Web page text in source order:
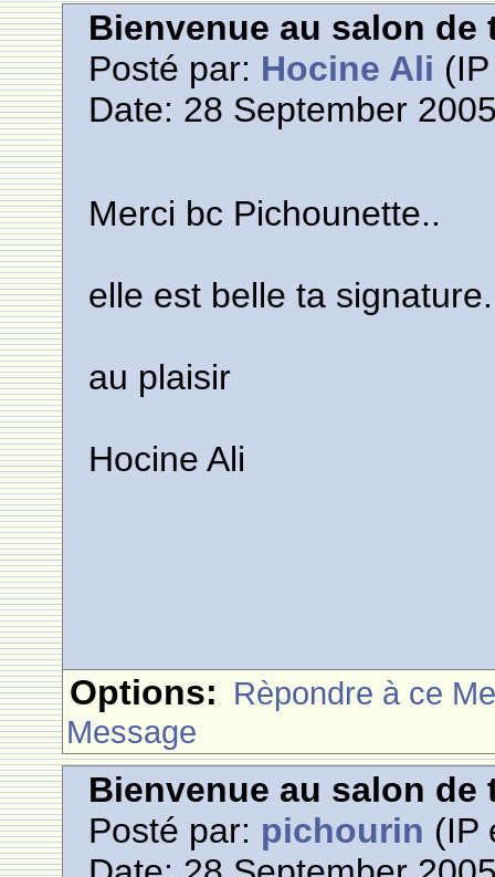
Bienvenue au salon de
Posté par: Hocine Ali
Date: 28 September
Merci bc Pichounette..
elle est belle ta
au plaisir
Hocine Ali
Options: Rèpondre à ce
Message
Bienvenue au salon de
Posté par: pichourin (IP